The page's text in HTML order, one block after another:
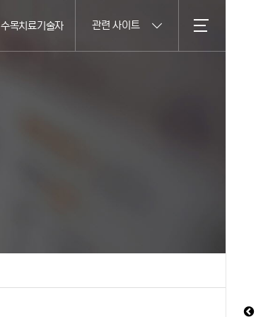
수목치료기술자 관련 사이트